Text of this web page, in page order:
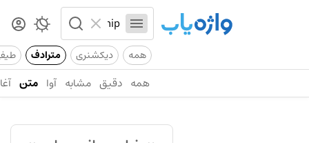
همه دیکشنری مترادف
همه دقیق مشابه آوا متن